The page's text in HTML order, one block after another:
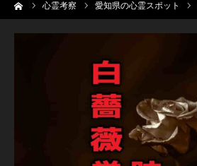
心霊考察 愛知県の心霊スポット